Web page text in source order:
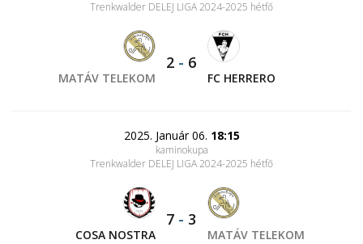
Trenkwalder DELEJ LIGA 2024-2025 hétfő
MATÁV TELEKOM
2 - 6
FC HERRERO
2025. Január 06. 18:15
kaminokupa
Trenkwalder DELEJ LIGA 2024-2025 hétfő
COSA NOSTRA
7 - 3
MATÁV TELEKOM